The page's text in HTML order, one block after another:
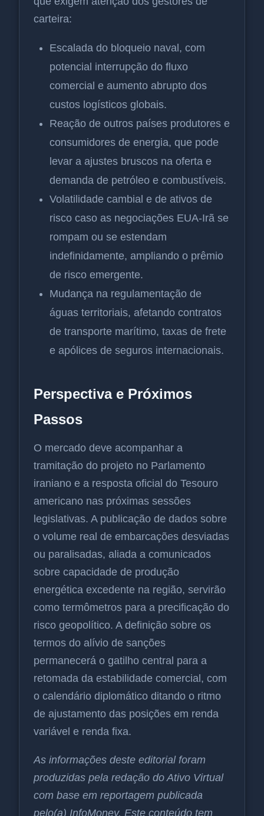
carteira:
Escalada do bloqueio naval, com
potencial interrupção do fluxo
comercial e aumento abrupto dos
custos logísticos globais.
Reação de outros países produtores e
consumidores de energia, que pode
levar a ajustes bruscos na oferta e
demanda de petróleo e combustíveis.
Volatilidade cambial e de ativos de
risco caso as negociações EUA-Irã se
rompam ou se estendam
indefinidamente, ampliando o prêmio
de risco emergente.
Mudança na regulamentação de
águas territoriais, afetando contratos
de transporte marítimo, taxas de frete
e apólices de seguros internacionais.
Perspectiva e Próximos
Passos
O mercado deve acompanhar a
tramitação do projeto no Parlamento
iraniano e a resposta oficial do Tesouro
americano nas próximas sessões
legislativas. A publicação de dados sobre
o volume real de embarcações desviadas
ou paralisadas, aliada a comunicados
sobre capacidade de produção
energética excedente na região, servirão
como termômetros para a precificação do
risco geopolítico. A definição sobre os
termos do alívio de sanções
permanecerá o gatilho central para a
retomada da estabilidade comercial, com
o calendário diplomático ditando o ritmo
de ajustamento das posições em renda
variável e renda fixa.
As informações deste editorial foram
produzidas pela redação do Ativo Virtual
com base em reportagem publicada
pelo(a) InfoMoney. Este conteúdo tem